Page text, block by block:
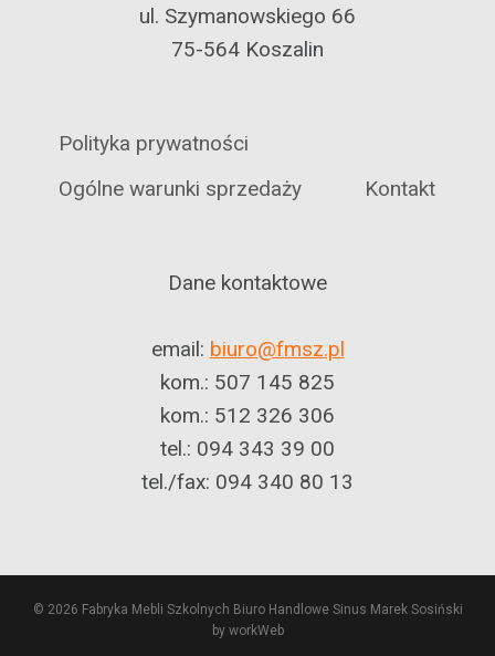
ul. Szymanowskiego 66
75-564 Koszalin
Polityka prywatności
Ogólne warunki sprzedaży
Kontakt
Dane kontaktowe
email: biuro@fmsz.pl
kom.: 507 145 825
kom.: 512 326 306
tel.: 094 343 39 00
tel./fax: 094 340 80 13
© 2026 Fabryka Mebli Szkolnych Biuro Handlowe Sinus Marek Sosiński
by workWeb